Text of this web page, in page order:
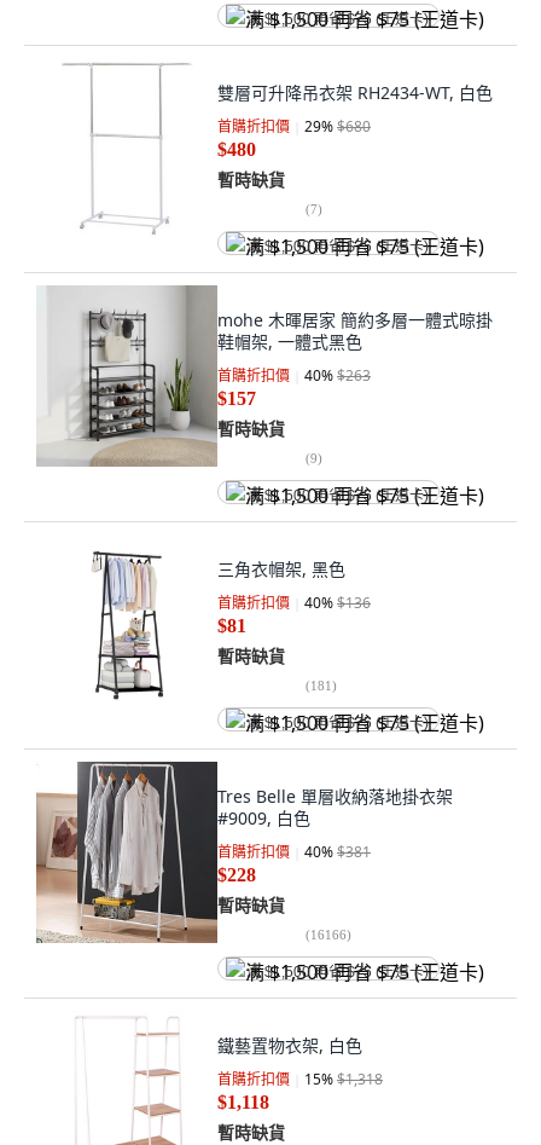
满 $1,500 再省 $75 (王道卡)
雙層可升降吊衣架 RH2434-WT, 白色
首購折扣價 29%$680
$480
暫時缺貨
(7)
满 $1,500 再省 $75 (王道卡)
mohe 木暉居家 簡約多層一體式晾掛
鞋帽架, 一體式黑色
首購折扣價 40%$263
$157
暫時缺貨
(9)
满 $1,500 再省 $75 (王道卡)
三角衣帽架, 黑色
首購折扣價 40%$136
$81
暫時缺貨
(181)
满 $1,500 再省 $75 (王道卡)
Tres Belle 單層收納落地掛衣架
#9009, 白色
首購折扣價 40%$381
$228
暫時缺貨
(16166)
满 $1,500 再省 $75 (王道卡)
鐵藝置物衣架, 白色
首購折扣價 15%$1,318
$1,118
暫時缺貨